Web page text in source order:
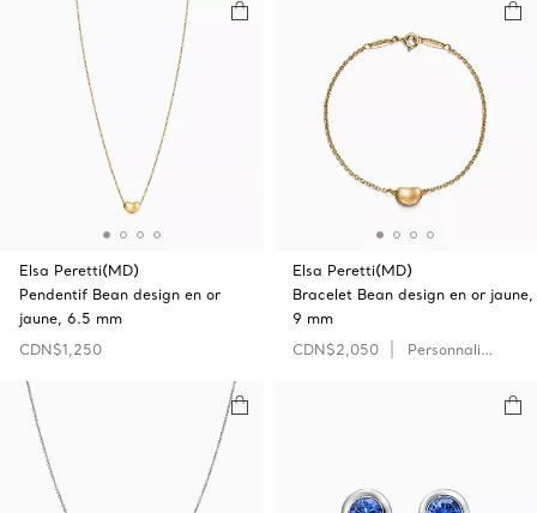
Elsa Peretti(MD)
Pendentif Bean design en or
jaune, 6.5 mm
CDN$1,250
Elsa Peretti(MD)
Bracelet Bean design en or jaune,
9 mm
CDN$2,050
Personnaliser